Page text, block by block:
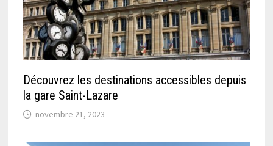
Découvrez les destinations accessibles depuis
la gare Saint-Lazare
novembre 21, 2023